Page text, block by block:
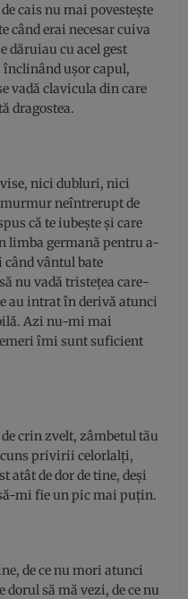
cais nu mai povestește
când erai necesar cuiva
dăruiau cu acel gest
înclinând ușor capul,
vadă clavicula din care
dragostea.
nici dubluri, nici
neîntrerupt de
că te iubește și care
limba germană pentru a-
vântul bate
nu vadă tristețea care-
au intrat în derivă atunci
Azi nu-mi mai
îmi sunt suficient
crin zvelt, zâmbetul tău
privirii celorlalți,
atât de dor de tine, deși
mi fie un pic mai puțin.
de ce nu mori atunci
dorul să mă vezi, de ce nu